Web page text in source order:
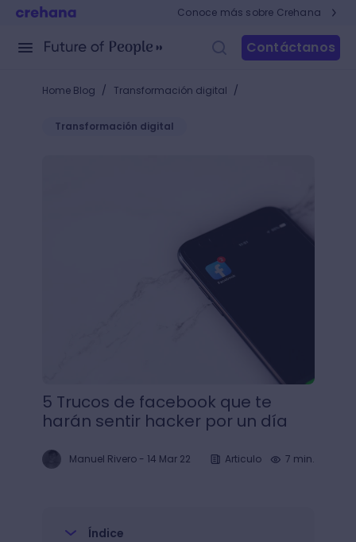
Conoce más sobre Crehana
Contáctanos
Home Blog / Transformación digital /
Transformación digital
5 Trucos de facebook que te
harán sentir hacker por un día
Manuel Rivero- 14 Mar 22 Articulo 7 min.
Índice